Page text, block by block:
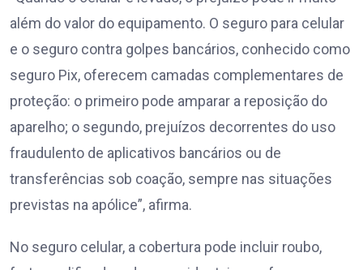
além do valor do equipamento. O seguro para celular
e o seguro contra golpes bancários, conhecido como
seguro Pix, oferecem camadas complementares de
proteção: o primeiro pode amparar a reposição do
aparelho; o segundo, prejuízos decorrentes do uso
fraudulento de aplicativos bancários ou de
transferências sob coação, sempre nas situações
previstas na apólice”, afirma.
No seguro celular, a cobertura pode incluir roubo,